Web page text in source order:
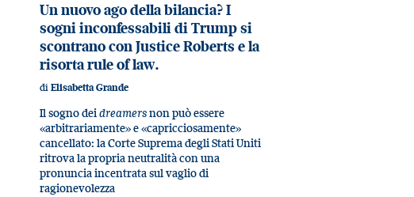
Un nuovo ago della bilancia? I
sogni inconfessabili di Trump si
scontrano con Justice Roberts e la
risorta rule of law.
di Elisabetta Grande
Il sogno deidreamersnon può essere
«arbitrariamente» e «capricciosamente»
cancellato: la Corte Suprema degli Stati Uniti
ritrova la propria neutralità con una
pronuncia incentrata sul vaglio di
ragionevolezza